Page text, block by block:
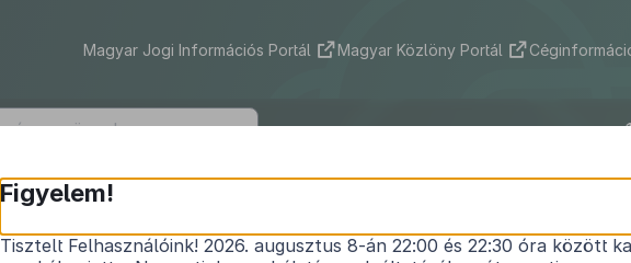
Magyar Jogi Információs Portál Magyar Közlöny Portál
42/2001. (VI. 15.) FVM rendelet
a földművelésügyi és vidékfejlesztési miniszter felügyelete alá
Figyelem!
Tisztelt Felhasználóink! 2026. augusztus 8-án 22:00 és 22:30 óra között